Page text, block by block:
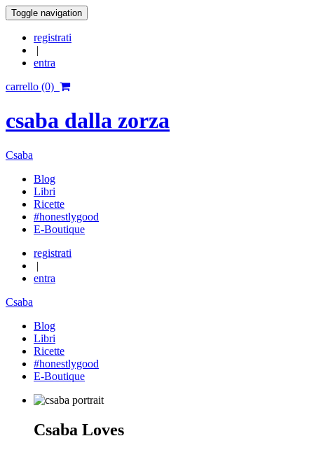
Toggle navigation
registrati
|
entra
carrello (0)
csaba dalla zorza
Csaba
Blog
Libri
Ricette
#honestlygood
E-Boutique
registrati
|
entra
Csaba
Blog
Libri
Ricette
#honestlygood
E-Boutique
Csaba Loves